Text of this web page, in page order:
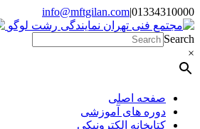
Skip
to
content
01334310000
|
info@mftgilan.com
Instagram
LinkedIn
Search
×
صفحه اصلی
دوره های آموزشی
کتابخانه الکترونیکی